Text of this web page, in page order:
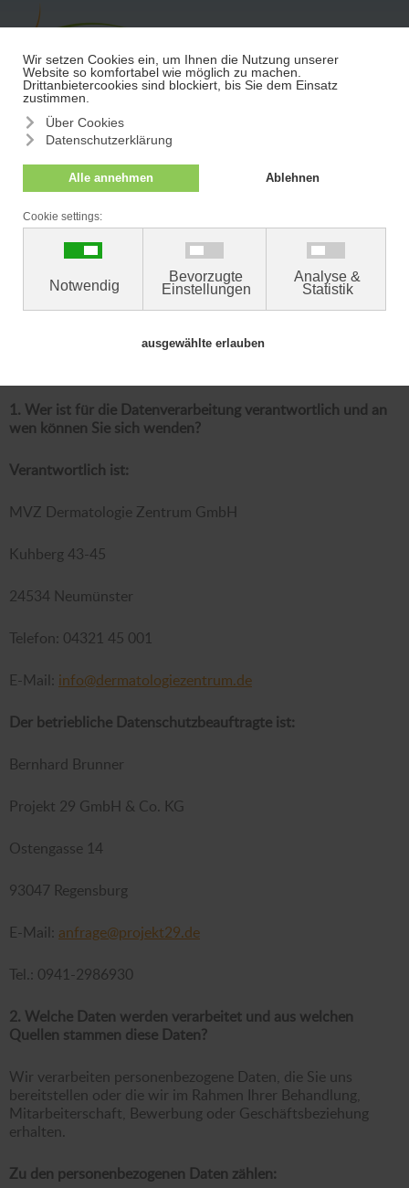
Termin/Absage
Der Schutz Ihrer persönlichen Daten ist uns ein besonderes
Anliegen. Wir verarbeiten Ihre personenbezogenen Daten
daher ausschließlich auf Grundlage der gesetzlichen
Bestimmungen.
Mit dieser Datenschutzerklärung wollen wir Sie über die
Verarbeitung Ihrer Daten in unserer Praxis und die Ihnen
umfassend im Sinne des Art. 13 der Europäischen
1. Wer ist für die Datenverarbeitung verantwortlich und an
wen können Sie sich wenden?
Verantwortlich ist:
MVZ Dermatologie Zentrum GmbH
Kuhberg 43-45
24534 Neumünster
Telefon: 04321 45 001
E-Mail: info@dermatologiezentrum.de
Der betriebliche Datenschutzbeauftragte ist:
Bernhard Brunner
Projekt 29 GmbH & Co. KG
Ostengasse 14
93047 Regensburg
E-Mail: anfrage@projekt29.de
Tel.: 0941-2986930
2. Welche Daten werden verarbeitet und aus welchen
Quellen stammen diese Daten?
Wir verarbeiten personenbezogene Daten, die Sie uns
bereitstellen oder die wir im Rahmen Ihrer Behandlung,
Mitarbeiterschaft, Bewerbung oder Geschäftsbeziehung
erhalten.
Zu den personenbezogenen Daten zählen: